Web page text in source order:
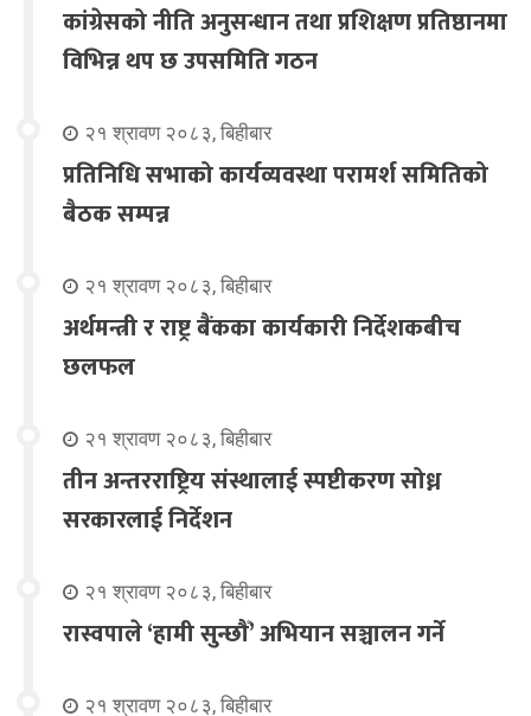
कांग्रेसको नीति अनुसन्धान तथा प्रशिक्षण प्रतिष्ठानमा
विभिन्न थप छ उपसमिति गठन
२१ श्रावण २०८३, बिहीबार
प्रतिनिधि सभाको कार्यव्यवस्था परामर्श समितिको
बैठक सम्पन्न
२१ श्रावण २०८३, बिहीबार
अर्थमन्त्री र राष्ट्र बैंकका कार्यकारी निर्देशकबीच
छलफल
२१ श्रावण २०८३, बिहीबार
तीन अन्तरराष्ट्रिय संस्थालाई स्पष्टीकरण सोध्न
सरकारलाई निर्देशन
२१ श्रावण २०८३, बिहीबार
रास्वपाले ‘हामी सुन्छौँ’ अभियान सञ्चालन गर्ने
२१ श्रावण २०८३, बिहीबार